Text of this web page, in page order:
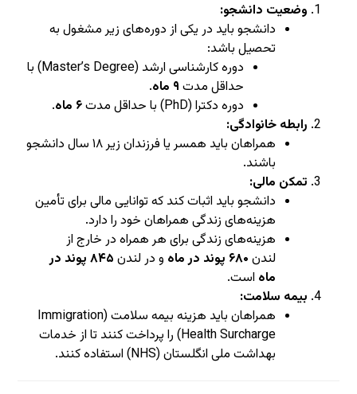
وضعیت دانشجو:
دانشجو باید در یکی از دوره‌های زیر مشغول به
تحصیل باشد:
دوره کارشناسی ارشد (Master’s Degree) با
حداقل مدت ۹ ماه
.
دوره دکترا (PhD) با حداقل مدت
۶ ماه
.
رابطه خانوادگی:
همراهان باید همسر یا فرزندان زیر ۱۸ سال دانشجو
باشند.
تمکن مالی:
دانشجو باید اثبات کند که توانایی مالی برای تأمین
هزینه‌های زندگی همراهان خود را دارد.
هزینه‌های زندگی برای هر همراه در خارج از
لندن ۶۸۰ پوند در ماه و در لندن
۸۴۵ پوند در
ماه است.
بیمه سلامت:
همراهان باید هزینه بیمه سلامت (Immigration
Health Surcharge) را پرداخت کنند تا از خدمات
بهداشت ملی انگلستان (NHS) استفاده کنند.